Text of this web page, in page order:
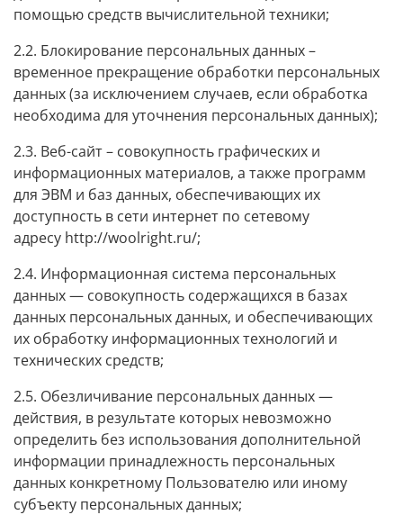
помощью средств вычислительной техники;
2.2. Блокирование персональных данных –
временное прекращение обработки персональных
данных (за исключением случаев, если обработка
необходима для уточнения персональных данных);
2.3. Веб-сайт – совокупность графических и
информационных материалов, а также программ
для ЭВМ и баз данных, обеспечивающих их
доступность в сети интернет по сетевому
адресу http://woolright.ru/;
2.4. Информационная система персональных
данных — совокупность содержащихся в базах
данных персональных данных, и обеспечивающих
их обработку информационных технологий и
технических средств;
2.5. Обезличивание персональных данных —
действия, в результате которых невозможно
определить без использования дополнительной
информации принадлежность персональных
данных конкретному Пользователю или иному
субъекту персональных данных;